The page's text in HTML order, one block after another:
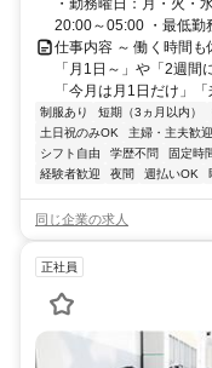
・勤務曜日：月・火・
20:00～05:00 ・最低勤
仕事内容 ～ 働く時間
「月1日～」や「2週間
「今月は月1日だけ」
制服あり 短期（3ヵ月以内）
土日祝のみOK
主婦・主夫歓迎
シフト自由
学歴不問 固定時
経験者歓迎
夜間 週払いOK
同じ企業の求人
正社員